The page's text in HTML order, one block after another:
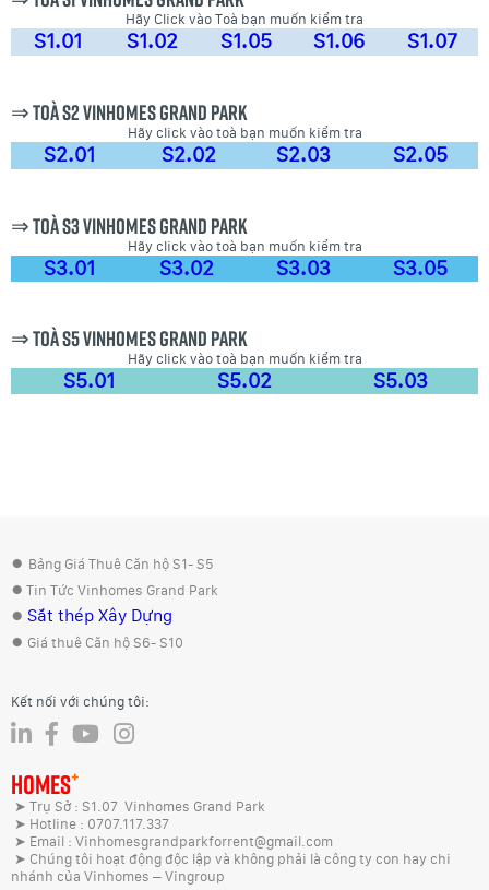
Hãy Click vào Toà bạn muốn kiểm tra
S1.01 S1.02 S1.05 S1.06 S1.07
⇒ Toà S2 Vinhomes Grand Park
Hãy click vào toà bạn muốn kiểm tra
S2.01 S2.02 S2.03 S2.05
⇒ Toà S3 Vinhomes Grand Park
Hãy click vào toà bạn muốn kiểm tra
S3.01 S3.02 S3.03 S3.05
⇒ Toà S5 Vinhomes Grand Park
Hãy click vào toà bạn muốn kiểm tra
S5.01 S5.02 S5.03
● Bảng Giá Thuê Căn hộ S1- S5
● Tin Tức Vinhomes Grand Park
● Sắt thép Xây Dựng
● Giá thuê Căn hộ S6- S10
Kết nối với chúng tôi:
HOMES+
➤ Trụ Sở : S1.07 Vinhomes Grand Park
➤ Hotline : 0707.117.337
➤ Email : Vinhomesgrandparkforrent@gmail.com
➤ Chúng tôi hoạt động độc lập và không phải là công ty con hay chi
nhánh của Vinhomes – Vingroup